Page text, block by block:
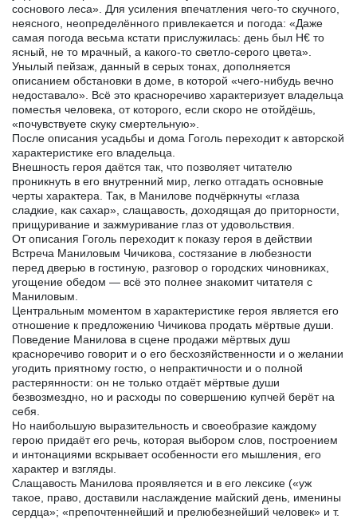
соснового леса». Для усиления впечатления чего-то скучного,
неясного, неопределённого привлекается и погода: «Даже
самая погода весьма кстати прислужилась: день был Н€ то
ясный, не то мрачный, а какого-то светло-серого цвета».
Унылый пейзаж, данный в серых тонах, дополняется
описанием обстановки в доме, в которой «чего-нибудь вечно
недоставало». Всё это красноречиво характеризует владельца
поместья человека, от которого, если скоро не отойдёшь,
«почувствуете скуку смертельную».
После описания усадьбы и дома Гоголь переходит к авторской
характеристике его владельца.
Внешность героя даётся так, что позволяет читателю
проникнуть в его внутренний мир, легко отгадать основные
черты характера. Так, в Манилове подчёркнуты «глаза
сладкие, как сахар», слащавость, доходящая до приторности,
прищуривание и зажмуривание глаз от удовольствия.
От описания Гоголь переходит к показу героя в действии
Встреча Маниловым Чичикова, состязание в любезности
перед дверью в гостиную, разговор о городских чиновниках,
угощение обедом — всё это полнее знакомит читателя с
Маниловым.
Центральным моментом в характеристике героя является его
отношение к предложению Чичикова продать мёртвые души.
Поведение Манилова в сцене продажи мёртвых душ
красноречиво говорит и о его бесхозяйственности и о желании
угодить приятному гостю, о непрактичности и о полной
растерянности: он не только отдаёт мёртвые души
безвозмездно, но и расходы по совершению купчей берёт на
себя.
Но наибольшую выразительность и своеобразие каждому
герою придаёт его речь, которая выбором слов, построением
и интонациями вскрывает особенности его мышления, его
характер и взгляды.
Слащавость Манилова проявляется и в его лексике («уж
такое, право, доставили наслаждение майский день, именины
сердца»; «препочтеннейший и прелюбезнейший человек» и т.